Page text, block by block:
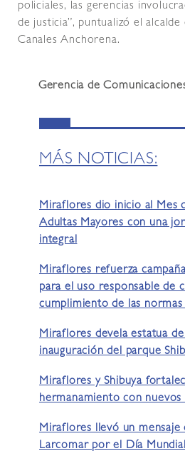
policiales, las gerencias
de justicia”, puntualizó el
Canales Anchorena.
Gerencia de
MÁS NOTICIAS:
Miraflores dio inicio al Mes
Adultas Mayores con una
integral
Miraflores refuerza
para el uso responsable de
cumplimiento de las
Miraflores devela estatua
inauguración del parque
Miraflores y Shibuya
hermanamiento con nuevos
Miraflores llevó un mensaje
Larcomar por el Día